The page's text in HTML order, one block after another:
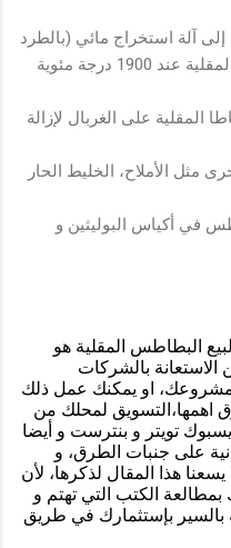
آلة استخراج مائي (بالطرد
المركزي) لإزالة الماء الزائد و المقلية عند 1900 درجة مئوية
المقلية على الغربال لإزالة
مثل الأملاح، الخليط الحار
في أكياس البوليثين و
البطاطس المقلية هو
الاستعانة بالشركات
لمشروعك، او يمكنك عمل ذلك
لمحلك من
تويتر و بنترست و أيضا
على جنبات الطرق، و
هذا المقال لذكرها، لأن
الكتب التي تهتم و
بالسير بإستثمارك في طريق